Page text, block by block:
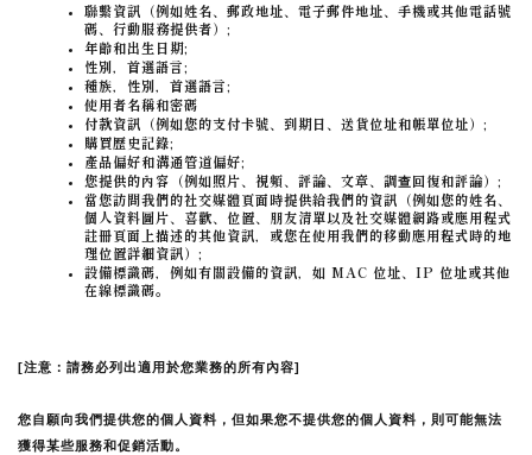
聯繫資訊（例如姓名、郵政地址、電子郵件地址、手機或其他電話號
碼、行動服務提供者）;
年齡和出生日期;
性別，首選語言;
種族，性別，首選語言;
使用者名稱和密碼
付款資訊（例如您的支付卡號、到期日、送貨位址和帳單位址）;
購買歷史記錄;
產品偏好和溝通管道偏好;
您提供的內容（例如照片、視頻、評論、文章、調查回復和評論）;
當您訪問我們的社交媒體頁面時提供給我們的資訊（例如您的姓名、
個人資料圖片、喜歡、位置、朋友清單以及社交媒體網路或應用程式
註冊頁面上描述的其他資訊，或您在使用我們的移動應用程式時的地
理位置詳細資訊）;
設備標識碼，例如有關設備的資訊，如 MAC 位址、IP 位址或其他
在線標識碼。
[注意：請務必列出適用於您業務的所有內容]
您自願向我們提供您的個人資料，但如果您不提供您的個人資料，則可能無法
獲得某些服務和促銷活動。